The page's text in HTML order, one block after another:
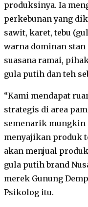
produksinya. Ia
perkebunan yang
sawit, karet, tebu
warna dominan
suasana ramai,
gula putih dan teh
“Kami mendapat
strategis di area
semenarik mungkin
menyajikan produk
akan menjual
gula putih brand
merek Gunung
Psikolog itu.